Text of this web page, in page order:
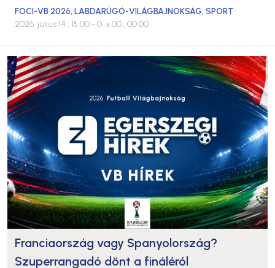
FOCI-VB 2026,LABDARÚGÓ-VILÁGBAJNOKSÁG,SPORT
2026. július 14., 15:00 - 0. x 00., 00:00
Franciaország vagy Spanyolország?
Szuperrangadó dönt a fináléról